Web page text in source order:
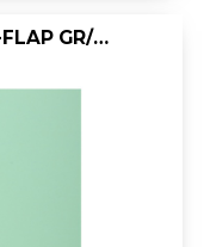
VOUWMAP A4 NF JURA 160G 1-FLAP GR/PK100